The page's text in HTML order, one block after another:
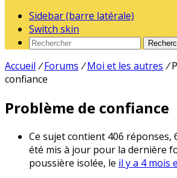
Sidebar (barre latérale)
Switch skin
Accueil / Forums / Moi et les autres /
confiance
Problème de confiance
Ce sujet contient 406 réponses,
été mis à jour pour la dernière
poussière isolée, le il y a 4 mois